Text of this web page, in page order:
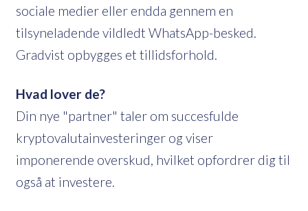
sociale medier eller endda gennem en
tilsyneladende vildledt WhatsApp-besked.
Gradvist opbygges et tillidsforhold.
Hvad lover de?
Din nye "partner" taler om succesfulde
kryptovalutainvesteringer og viser
imponerende overskud, hvilket opfordrer dig til
også at investere.